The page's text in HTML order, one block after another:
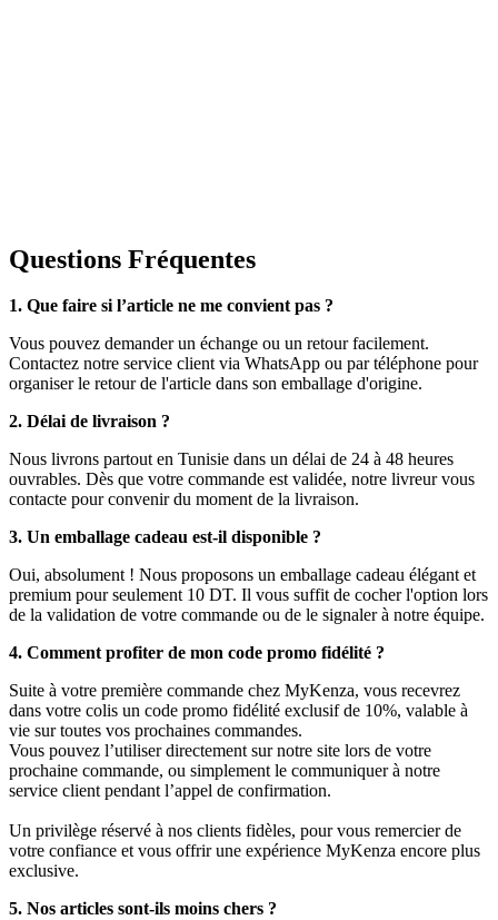
Questions Fréquentes
1. Que faire si l’article ne me convient pas ?
Vous pouvez demander un échange ou un retour facilement.
Contactez notre service client via WhatsApp ou par téléphone pour
organiser le retour de l'article dans son emballage d'origine.
2. Délai de livraison ?
Nous livrons partout en Tunisie dans un délai de 24 à 48 heures
ouvrables. Dès que votre commande est validée, notre livreur vous
contacte pour convenir du moment de la livraison.
3. Un emballage cadeau est-il disponible ?
Oui, absolument ! Nous proposons un emballage cadeau élégant et
premium pour seulement 10 DT. Il vous suffit de cocher l'option lors
de la validation de votre commande ou de le signaler à notre équipe.
4. Comment profiter de mon code promo fidélité ?
Suite à votre première commande chez MyKenza, vous recevrez
dans votre colis un code promo fidélité exclusif de 10%, valable à
vie sur toutes vos prochaines commandes.
Vous pouvez l’utiliser directement sur notre site lors de votre
prochaine commande, ou simplement le communiquer à notre
service client pendant l’appel de confirmation.
Un privilège réservé à nos clients fidèles, pour vous remercier de
votre confiance et vous offrir une expérience MyKenza encore plus
exclusive.
5. Nos articles sont-ils moins chers ?